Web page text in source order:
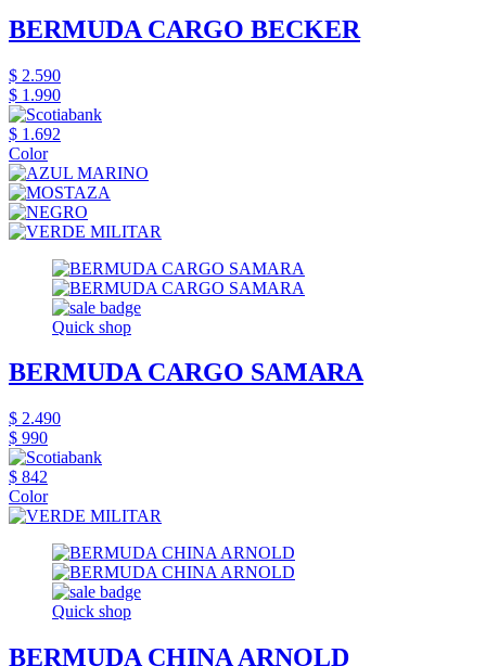
BERMUDA CARGO BECKER
$ 2.590
$ 1.990
$ 1.692
Color
Quick shop
BERMUDA CARGO SAMARA
$ 2.490
$ 990
$ 842
Color
Quick shop
BERMUDA CHINA ARNOLD